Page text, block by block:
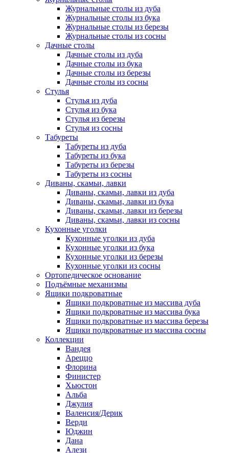
Журнальные столы из дуба
Журнальные столы из бука
Журнальные столы из березы
Журнальные столы из сосны
Дачные столы
Дачные столы из дуба
Дачные столы из бука
Дачные столы из березы
Дачные столы из сосны
Стулья
Стулья из дуба
Стулья из бука
Стулья из березы
Стулья из сосны
Табуреты
Табуреты из дуба
Табуреты из бука
Табуреты из березы
Табуреты из сосны
Диваны, скамьи, лавки
Диваны, скамьи, лавки из дуба
Диваны, скамьи, лавки из бука
Диваны, скамьи, лавки из березы
Диваны, скамьи, лавки из сосны
Кухонные уголки
Кухонные уголки из дуба
Кухонные уголки из бука
Кухонные уголки из березы
Кухонные уголки из сосны
Ортопедическое основание
Подъёмные механизмы
Ящики подкроватные
Ящики подкроватные из массива дуба
Ящики подкроватные из массива бука
Ящики подкроватные из массива березы
Ящики подкроватные из массива сосны
Коллекции
Вандея
Ареццо
Флорина
Финистер
Хьюстон
Альба
Джулия
Валенсия/Дерик
Верди
Юджин
Дана
Алези